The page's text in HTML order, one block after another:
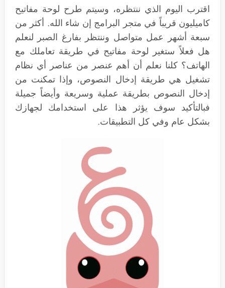
اقترب اليوم الذي ننتظره، وسيتم طرح لوحة مفاتيح
كاميليون قريباً في متجر البرامج إن شاء الله. أكثر من
سبعة أشهر عمل متواصل وننتظر بفارغ الصبر لنعلم
هل فعلاً ستغير لوحة مفاتيح في طريقة تعاملك مع
الهاتف؟ كلنا نعلم أن أهم عنصر من عناصر أي نظام
تشغيل هي طريقة إدخال النصوص، وإذا تمكنت من
إدخال النصوص بطريقة عملية وسريعة وأيضاً جميلة
فبالتأكيد سوف يؤثر هذا على استخدامك لجهازك
بشكل عام وفي كل التطبيقات.